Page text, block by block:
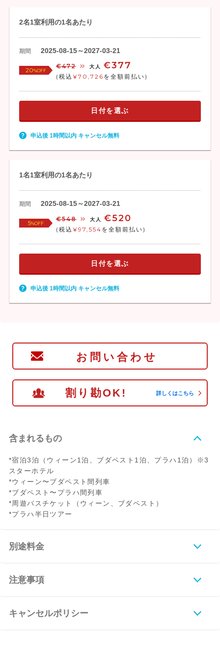
2名1室利用の1名あたり
期間 2025-08-15～2027-03-21
20%OFF
€472 大人 €377
(税込 ¥70,726 を全額前払い)
日付を選ぶ
申込後 1時間以内 キャンセル無料
1名1室利用の1名あたり
期間 2025-08-15～2027-03-21
5%OFF
€548 大人 €520
(税込 ¥97,554 を全額前払い)
日付を選ぶ
申込後 1時間以内 キャンセル無料
お問い合わせ
割り勘OK! 詳しくはこちら
含まれるもの
*宿泊3泊（ウィーン1泊、ブダペスト1泊、プラハ1泊）※3
スターホテル
*ウィーン〜ブダペスト間列車
*ブダペスト〜プラハ間列車
*周遊バスチケット（ウィーン、ブダペスト）
*プラハ半日ツアー
別途料金
注意事項
キャンセルポリシー